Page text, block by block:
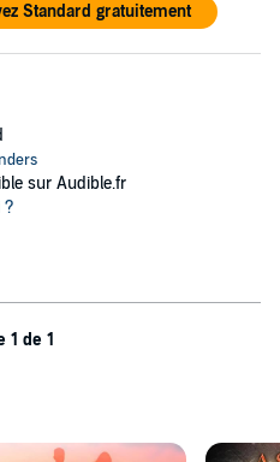
Standard gratuitement
sur Audible.fr
?
1 de 1